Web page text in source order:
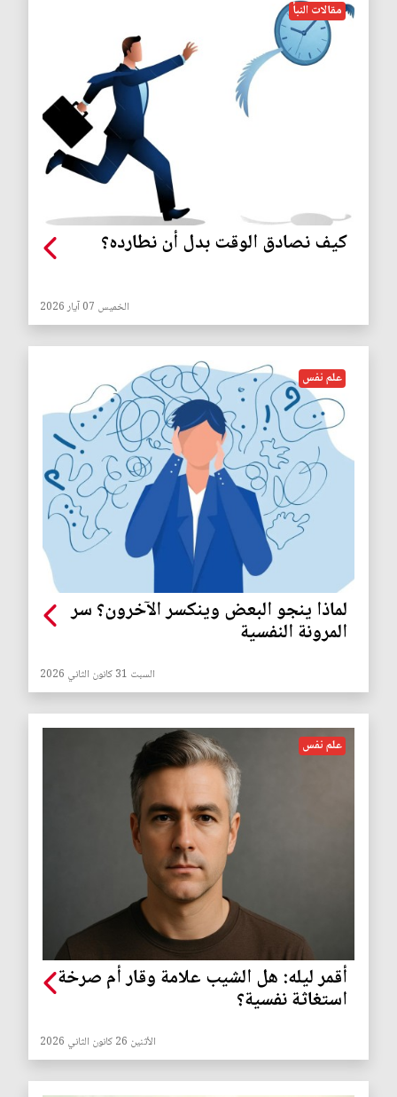
مقالات النبأ
كيف نصادق الوقت بدل أن نطارده؟
الخميس 07 آيار 2026
علم نفس
لماذا ينجو البعض وينكسر الآخرون؟ سر
المرونة النفسية
السبت 31 كانون الثاني 2026
علم نفس
أقمر ليله: هل الشيب علامة وقار أم صرخة
استغاثة نفسية؟
الأثنين 26 كانون الثاني 2026